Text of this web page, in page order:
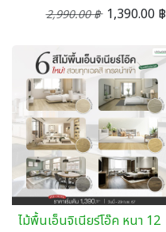
2,990.00฿ 1,390.00 ฿
ไม้พื้นเอ็นจิเนียร์โอ๊ค หนา 12